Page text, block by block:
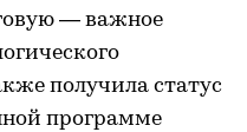
— важное
получила статус
программе